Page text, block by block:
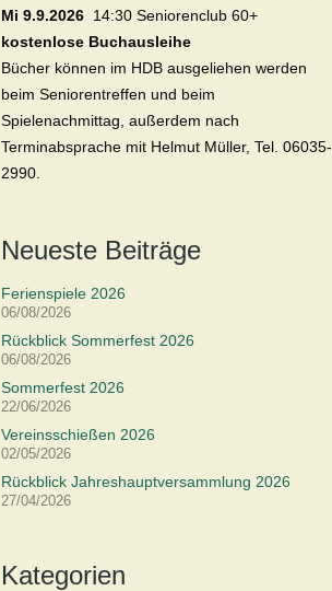
Mi 9.9.2026 14:30 Seniorenclub 60+
kostenlose Buchausleihe
Bücher können im HDB ausgeliehen werden
beim Seniorentreffen und beim
Spielenachmittag, außerdem nach
Terminabsprache mit Helmut Müller, Tel. 06035-
2990.
Neueste Beiträge
Ferienspiele 2026
06/08/2026
Rückblick Sommerfest 2026
06/08/2026
Sommerfest 2026
22/06/2026
Vereinsschießen 2026
02/05/2026
Rückblick Jahreshauptversammlung 2026
27/04/2026
Kategorien